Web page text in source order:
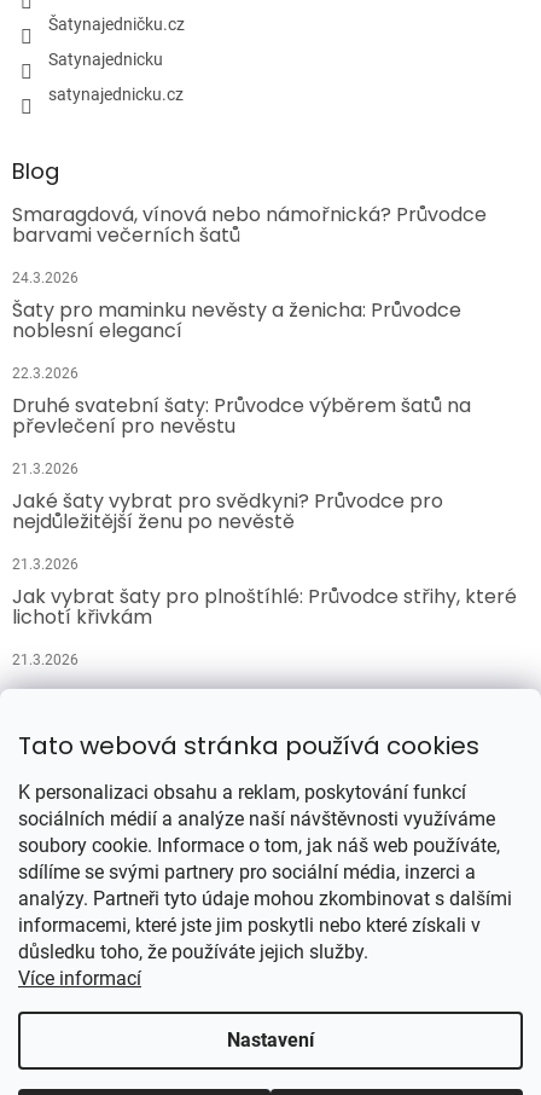
Tato webová stránka používá cookies
K personalizaci obsahu a reklam, poskytování funkcí
sociálních médií a analýze naší návštěvnosti využíváme
soubory cookie. Informace o tom, jak náš web používáte,
sdílíme se svými partnery pro sociální média, inzerci a
analýzy. Partneři tyto údaje mohou zkombinovat s dalšími
informacemi, které jste jim poskytli nebo které získali v
důsledku toho, že používáte jejich služby.
Více informací
Nastavení
Šatynajedničku.cz
Satynajednicku
satynajednicku.cz
Blog
Smaragdová, vínová nebo námořnická? Průvodce
barvami večerních šatů
24.3.2026
Šaty pro maminku nevěsty a ženicha: Průvodce
noblesní elegancí
22.3.2026
Druhé svatební šaty: Průvodce výběrem šatů na
převlečení pro nevěstu
21.3.2026
Jaké šaty vybrat pro svědkyni? Průvodce pro
nejdůležitější ženu po nevěstě
21.3.2026
Jak vybrat šaty pro plnoštíhlé: Průvodce střihy, které
lichotí křivkám
21.3.2026
Přijímáme online platby
Vytvořil Shoptet
Copyright 2026